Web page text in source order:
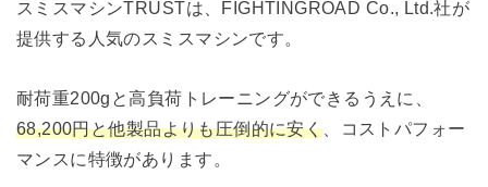
スミスマシンTRUSTは、FIGHTINGROAD Co., Ltd.社が
提供する人気のスミスマシンです。
耐荷重200gと高負荷トレーニングができるうえに、
68,200円と他製品よりも圧倒的に安く 、コストパフォー
マンスに特徴があります。